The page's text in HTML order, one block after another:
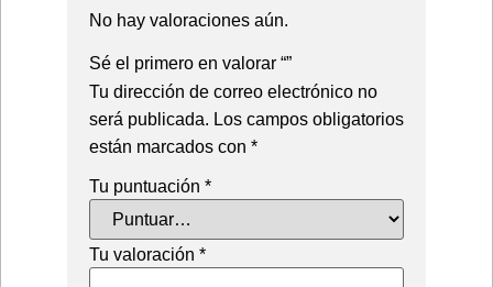
No hay valoraciones aún.
Sé el primero en valorar “”
Tu dirección de correo electrónico no
será publicada. Los campos obligatorios
están marcados con *
Tu puntuación *
Tu valoración *